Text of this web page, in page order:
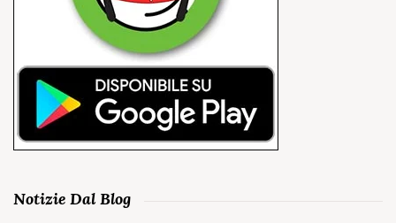
Notizie Dal Blog